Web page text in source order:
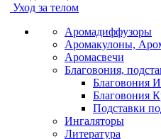
Уход за телом
Аромадиффузоры
Аромакулоны,
Аромасвечи
Благовония,
Благовония
Благовония
Подставки
Ингаляторы
Литература